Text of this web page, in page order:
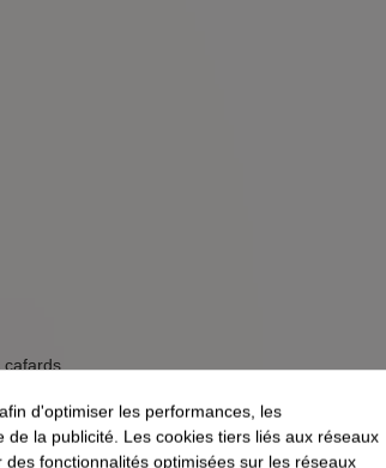
d'optimiser les performances, les
la publicité. Les cookies tiers liés aux réseaux
fonctionnalités optimisées sur les réseaux